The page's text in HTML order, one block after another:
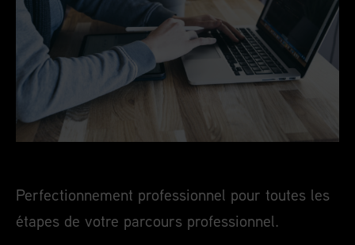
Perfectionnement professionnel pour toutes les
étapes de votre parcours professionnel.